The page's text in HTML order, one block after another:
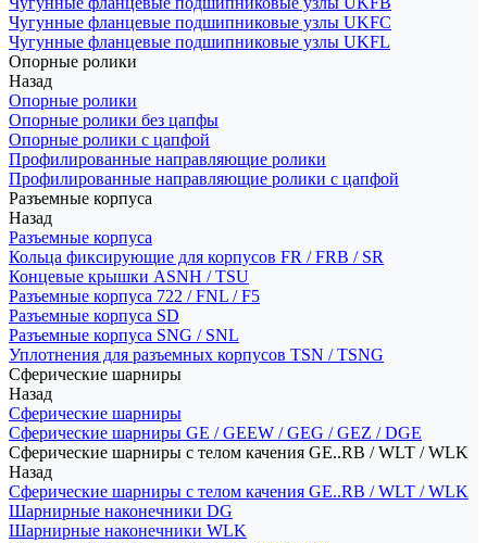
Чугунные фланцевые подшипниковые узлы UKFC
Чугунные фланцевые подшипниковые узлы UKFL
Опорные ролики
Назад
Опорные ролики
Опорные ролики без цапфы
Опорные ролики с цапфой
Профилированные направляющие ролики
Профилированные направляющие ролики с цапфой
Разъемные корпуса
Назад
Разъемные корпуса
Кольца фиксирующие для корпусов FR / FRB / SR
Концевые крышки ASNH / TSU
Разъемные корпуса 722 / FNL / F5
Разъемные корпуса SD
Разъемные корпуса SNG / SNL
Уплотнения для разъемных корпусов TSN / TSNG
Сферические шарниры
Назад
Сферические шарниры
Сферические шарниры GE / GEEW / GEG / GEZ / DGE
Сферические шарниры с телом качения GE..RB / WLT / WLK
Назад
Сферические шарниры с телом качения GE..RB / WLT / WLK
Шарнирные наконечники DG
Шарнирные наконечники WLK